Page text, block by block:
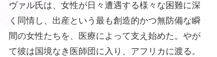
ヴァル氏は、女性が日々遭遇する様々な困難に深
く同情し、出産という最も創造的かつ無防備な瞬
間の女性たちを、医療によって支え始めた。やが
て彼は国境なき医師団に入り、アフリカに渡る。